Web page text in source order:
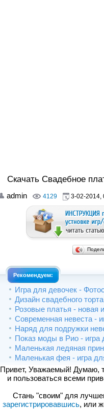
Скачать Свадебное
admin 4129 3-02-2014,
Рекомендуем:
Игра для девочек -
Дизайн свадебного торта
Розовые платья - новая
Современная невеста -
Наряд для подружки
Показ моды в Рио - игра
Маленькая ледяная
Маленькая фея - игра
Привет, Уважаемый! Думаю,
и пользоваться всеми
Стань "своим" для
зарегистрировавшись, или